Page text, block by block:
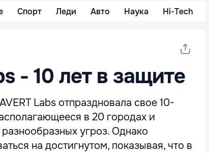
Спорт Леди Авто Наука Hi-Tech
- 10 лет в защите
Labs отпраздновала свое 10-
в 20 городах и
угроз. Однако
на достигнутом, показывая, что в